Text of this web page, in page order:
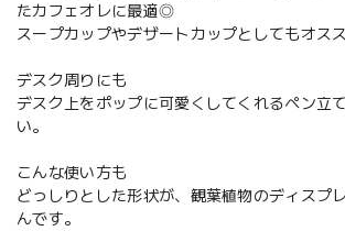
たカフェオレに最適◎
スープカップやデザートカップとしてもオス
デスク周りにも
デスク上をポップに可愛くしてくれるペン立
い。
こんな使い方も
どっしりとした形状が、観葉植物のディスプ
んです。